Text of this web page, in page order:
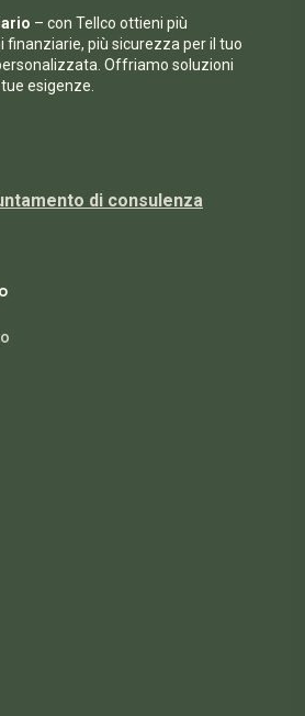
– con Tellco ottieni più
finanziarie, più sicurezza per il tuo
Offriamo soluzioni
esigenze.
di consulenza